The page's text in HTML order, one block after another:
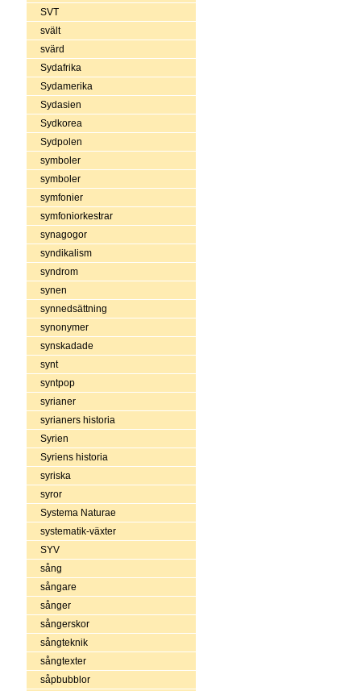
SVT
svält
svärd
Sydafrika
Sydamerika
Sydasien
Sydkorea
Sydpolen
symboler
symboler
symfonier
symfoniorkestrar
synagogor
syndikalism
syndrom
synen
synnedsättning
synonymer
synskadade
synt
syntpop
syrianer
syrianers historia
Syrien
Syriens historia
syriska
syror
Systema Naturae
systematik-växter
SYV
sång
sångare
sånger
sångerskor
sångteknik
sångtexter
såpbubblor